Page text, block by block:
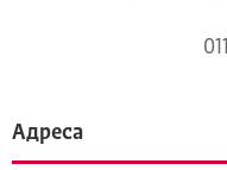
Адреса